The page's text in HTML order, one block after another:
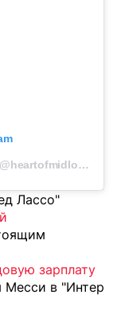
Публикация от Heart of Midlothian FC (@heartofmidlothianfc)
Лассо"
зарплату
Месси в "Интер